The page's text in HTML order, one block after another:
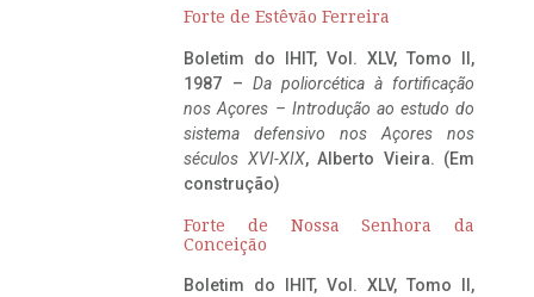
Forte de Estêvão Ferreira
Boletim do IHIT, Vol. XLV, Tomo II,
1987 – Da poliorcética à fortificação
nos Açores – Introdução ao estudo do
sistema defensivo nos Açores nos
séculos XVI-XIX, Alberto Vieira. (Em
construção)
Forte de Nossa Senhora da
Conceição
Boletim do IHIT, Vol. XLV, Tomo II,